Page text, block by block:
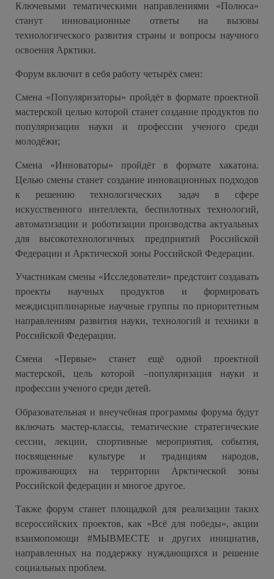
Ключевыми тематическими направлениями «Полюса»
станут инновационные ответы на вызовы
технологического развития страны и вопросы научного
освоения Арктики.
Форум включит в себя работу четырёх смен:
Смена «Популяризаторы» пройдёт в формате проектной
мастерской целью которой станет создание продуктов по
популяризации науки и профессии ученого среди
молодёжи;
Смена «Инноваторы» пройдёт в формате хакатона.
Целью смены станет создание инновационных подходов
к решению технологических задач в сфере
искусственного интеллекта, беспилотных технологий,
автоматизации и роботизации производства актуальных
для высокотехнологичных предприятий Российской
Федерации и Арктической зоны Российской Федерации.
Участникам смены «Исследователи» предстоит создавать
проекты научных продуктов и формировать
междисциплинарные научные группы по приоритетным
направлениям развития науки, технологий и техники в
Российской Федерации.
Смена «Первые» станет ещё одной проектной
мастерской, цель которой –популяризация науки и
профессии ученого среди детей.
Образовательная и внеучебная программы форума будут
включать мастер-классы, тематические стратегические
сессии, лекции, спортивные мероприятия, события,
посвященные культуре и традициям народов,
проживающих на территории Арктической зоны
Российской федерации и многое другое.
Также форум станет площадкой для реализации таких
всероссийских проектов, как «Всё для победы», акции
взаимопомощи #МЫВМЕСТЕ и других инициатив,
направленных на поддержку нуждающихся и решение
социальных проблем.